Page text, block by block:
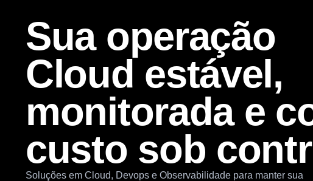
Sua operação
Cloud estável,
monitorada e
custo sob
Soluções em Cloud, Devops e Observabilidade para manter sua